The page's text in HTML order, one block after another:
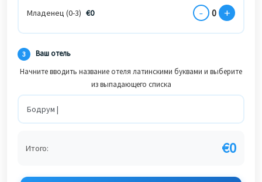
Младенец (0-3) €0 - 0 +
3
Ваш отель
Начните вводить название отеля латинскими буквами и выберите
из выпадающего списка
Итого: €0